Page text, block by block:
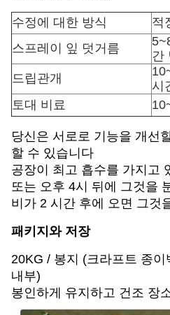
수정에 대한 방식
적
스프레이 잎 덧거름
간
드립관개
시
토대 비료
당신은 서로로 기능을 개선
할 수 있습니다
공장이 최고 흡수를 가지고
또는 오후 4시 뒤에 그것을
비가 2 시간 후에 오면 그것
패키지와 저장
20KG / 봉지 (크라프트 종
내부)
봉인하게 유지하고 건조 장